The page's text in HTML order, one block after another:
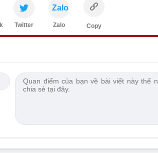
Twitter
Zalo
Zalo Copy